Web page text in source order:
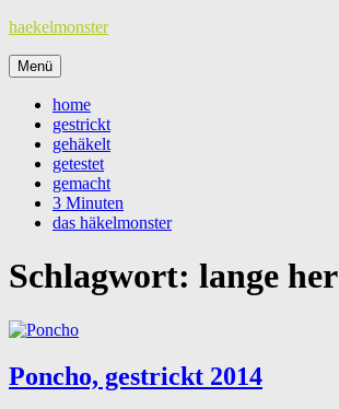
Zum
springen
haekelmonster
Menü
home
gestrickt
gehäkelt
getestet
gemacht
3 Minuten
das häkelmonster
Schlagwort: lange her
Poncho, gestrickt 2014